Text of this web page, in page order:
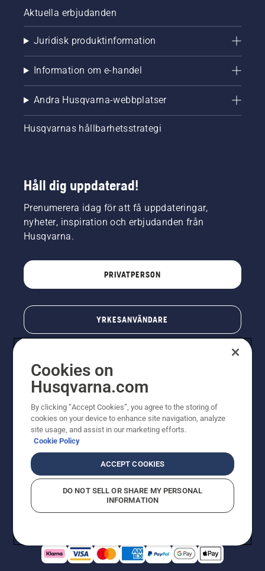
Aktuella erbjudanden
Juridisk produktinformation
Information om e-handel
Andra Husqvarna-webbplatser
Husqvarnas hållbarhetsstrategi
Håll dig uppdaterad!
Prenumerera idag för att få uppdateringar,
nyheter, inspiration och erbjudanden från
Husqvarna.
PRIVATPERSON
YRKESANVÄNDARE
© Husqvarna AB (publ). All rights reserved. Priserna
som visas är rekommenderade cirkapriser. Alla angivna
priser är rekommenderade försäljningspriser (inkl.
moms) om inte produkten är tillgänglig för direkt köp.
CookiepolicyAnvändningsvillkor Sekretessmeddelande
Rapportera misstänkta överträdelser
Cookies on
Husqvarna.com
By clicking “Accept Cookies”, you agree to the storing of
cookies on your device to enhance site navigation, analyze
site usage, and assist in our marketing efforts.
Cookie Policy
ACCEPT COOKIES
DO NOT SELL OR SHARE MY PERSONAL
INFORMATION